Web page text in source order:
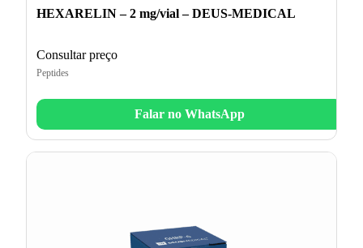
HEXARELIN – 2 mg/vial – DEUS-MEDICAL
Consultar preço
Peptides
Falar no WhatsApp